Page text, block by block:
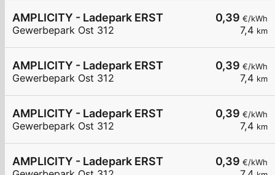
0,39 €/kWh
7,4 km
AMPLICITY - Ladepark ERST
Gewerbepark Ost 312
0,39 €/kWh
7,4 km
AMPLICITY - Ladepark ERST
Gewerbepark Ost 312
0,39 €/kWh
7,4 km
AMPLICITY - Ladepark ERST
Gewerbepark Ost 312
0,39 €/kWh
AMPLICITY - Ladepark ERST